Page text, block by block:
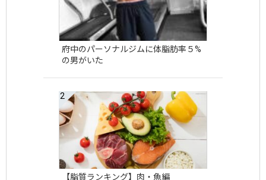
府中のパーソナルジムに体脂肪率５%
の男がいた
【脂質ランキング】肉・魚編